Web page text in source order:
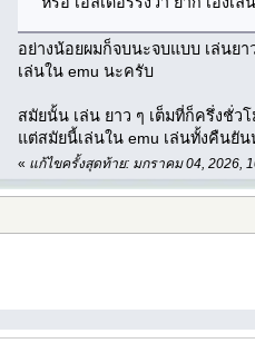
อย่างน้อยผมก็จบนะจบแบบ เล่นย
เล่นใน emu นะครับ
สมัยนั้น เล่น ยาว ๆ เต็มที่ก็ครึ่งชั่วโ
แต่สมัยนี้เล่นใน emu เล่นทั้งคืนยัน
« แก้ไขครั้งสุดท้าย: มกราคม 04, 2026,